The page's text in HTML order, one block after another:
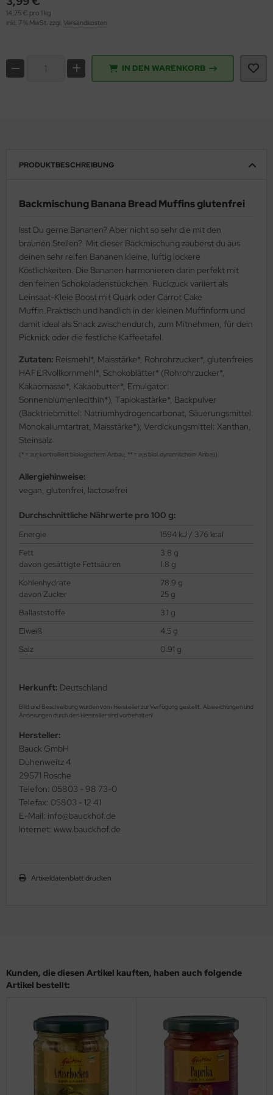
14,25 € pro 1 kg
inkl. 7 % MwSt. zzgl. Versandkosten
IN DEN WARENKORB
PRODUKTBESCHREIBUNG
Backmischung Banana Bread Muffins glutenfrei
Isst Du gerne Bananen? Aber nicht so sehr die mit den
braunen Stellen? Mit dieser Backmischung zauberst du aus
deinen sehr reifen Bananen kleine, luftig lockere
Köstlichkeiten. Die Bananen harmonieren darin perfekt mit
den feinen Schokoladenstückchen. Ruckzuck variiert als
Leinsaat-Kleie Boost mit Quark oder Carrot Cake
Muffin.Praktisch und handlich in der kleinen Muffinform und
damit ideal als Snack zwischendurch, zum Mitnehmen, für dein
Picknick oder die festliche Kaffeetafel.
Zutaten: Reismehl*, Maisstärke*, Rohrohrzucker*, glutenfreies
HAFERvollkornmehl*, Schokoblätter* (Rohrohrzucker*,
Kakaomasse*, Kakaobutter*, Emulgator:
Sonnenblumenlecithin*), Tapiokastärke*, Backpulver
(Backtriebmittel: Natriumhydrogencarbonat, Säuerungsmittel:
Monokaliumtartrat, Maisstärke*), Verdickungsmittel: Xanthan,
Steinsalz
(* = aus kontrolliert biologischem Anbau, ** = aus biol.dynamischem Anbau)
Allergiehinweise:
vegan, glutenfrei, lactosefrei
Durchschnittliche Nährwerte pro 100 g:
Energie
1594 kJ / 376 kcal
Fett
davon gesättigte Fettsäuren
3.8 g
1.8 g
Kohlenhydrate
davon Zucker
78.9 g
25 g
Ballaststoffe
3.1 g
Eiweiß
4.5 g
Salz
0.91 g
Herkunft: Deutschland
Bild und Beschreibung wurden vom Hersteller zur Verfügung gestellt. Abweichungen und
Änderungen durch den Hersteller sind vorbehalten!
Hersteller:
Bauck GmbH
Duhenweitz 4
29571 Rosche
Telefon: 05803 - 98 73-0
Telefax: 05803 - 12 41
E-Mail: info@bauckhof.de
Internet: www.bauckhof.de
Artikeldatenblatt drucken
Kunden, die diesen Artikel kauften, haben auch folgende
Artikel bestellt: